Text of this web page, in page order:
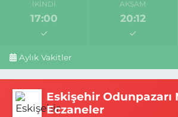
İKINDI
17:00
AKŞAM
20:12
Aylık Vakitler
Eskişehir Odunpazarı
Eczaneler